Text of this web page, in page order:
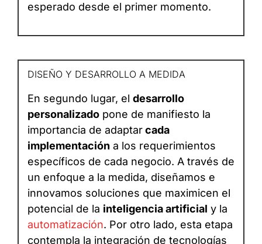
esperado desde el primer momento.
DISEÑO Y DESARROLLO A MEDIDA
En segundo lugar, el desarrollo
personalizado pone de manifiesto la
importancia de adaptarcada
implementación a los requerimientos
específicos de cada negocio. A través de
un enfoque a la medida, diseñamos e
innovamos soluciones que maximicen el
potencial de la inteligencia artificial y la
automatización. Por otro lado, esta etapa
contempla la integración de tecnologías